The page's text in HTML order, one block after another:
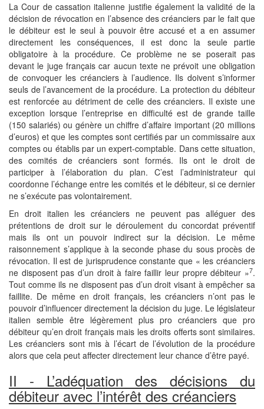
La Cour de cassation italienne justifie également la validité de la
décision de révocation en l’absence des créanciers par le fait que
le débiteur est le seul à pouvoir être accusé et a en assumer
directement les conséquences, il est donc la seule partie
obligatoire à la procédure. Ce problème ne se poserait pas
devant le juge français car aucun texte ne prévoit une obligation
de convoquer les créanciers à l’audience. Ils doivent s’informer
seuls de l’avancement de la procédure. La protection du débiteur
est renforcée au détriment de celle des créanciers. Il existe une
exception lorsque l’entreprise en difficulté est de grande taille
(150 salariés) ou génère un chiffre d’affaire important (20 millions
d’euros) et que les comptes sont certifiés par un commissaire aux
comptes ou établis par un expert-comptable. Dans cette situation,
des comités de créanciers sont formés. Ils ont le droit de
participer à l’élaboration du plan. C’est l’administrateur qui
coordonne l’échange entre les comités et le débiteur, si ce dernier
ne s’exécute pas volontairement.
En droit italien les créanciers ne peuvent pas alléguer des
prétentions de droit sur le déroulement du concordat préventif
mais ils ont un pouvoir indirect sur la décision. Le même
raisonnement s’applique à la seconde phase du sous procès de
révocation. Il est de jurisprudence constante que « les créanciers
ne disposent pas d’un droit à faire faillir leur propre débiteur »7.
Tout comme ils ne disposent pas d’un droit visant à empêcher sa
faillite. De même en droit français, les créanciers n’ont pas le
pouvoir d’influencer directement la décision du juge. Le législateur
italien semble être légèrement plus pro créanciers que pro
débiteur qu’en droit français mais les droits offerts sont similaires.
Les créanciers sont mis à l’écart de l’évolution de la procédure
alors que cela peut affecter directement leur chance d’être payé.
II - L’adéquation des décisions du
débiteur avec l’intérêt des créanciers